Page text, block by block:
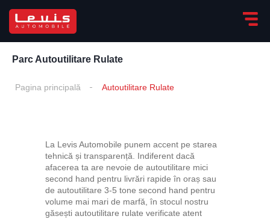
Parc Autoutilitare Rulate
Pagina principală Autoutilitare Rulate
La Levis Automobile punem accent pe starea
tehnică și transparență. Indiferent dacă
afacerea ta are nevoie de autoutilitare mici
second hand pentru livrări rapide în oraș sau
de autoutilitare 3-5 tone second hand pentru
volume mai mari de marfă, în stocul nostru
găsești autoutilitare rulate verificate atent